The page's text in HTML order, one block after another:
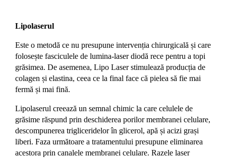
Lipolaserul
Este o metodă ce nu presupune intervenția chirurgicală și care
folosește fasciculele de lumina-laser diodă rece pentru a topi
grăsimea. De asemenea, Lipo Laser stimulează producția de
colagen și elastina, ceea ce la final face că pielea să fie mai
fermă și mai fină.
Lipolaserul creează un semnal chimic la care celulele de
grăsime răspund prin deschiderea porilor membranei celulare,
descompunerea trigliceridelor în glicerol, apă și acizi grași
liberi. Faza următoare a tratamentului presupune eliminarea
acestora prin canalele membranei celulare. Razele laser